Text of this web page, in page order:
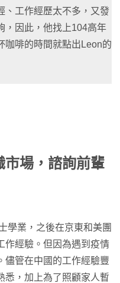
、工作經歷太不多，又發
，因此，他找上104高年
咖啡的時間就點出Leon的
市場，諮詢前輩
學業，之後在京東和美團
作經驗。但因為遇到疫情
儘管在中國的工作經驗豐
悉，加上為了照顧家人暫